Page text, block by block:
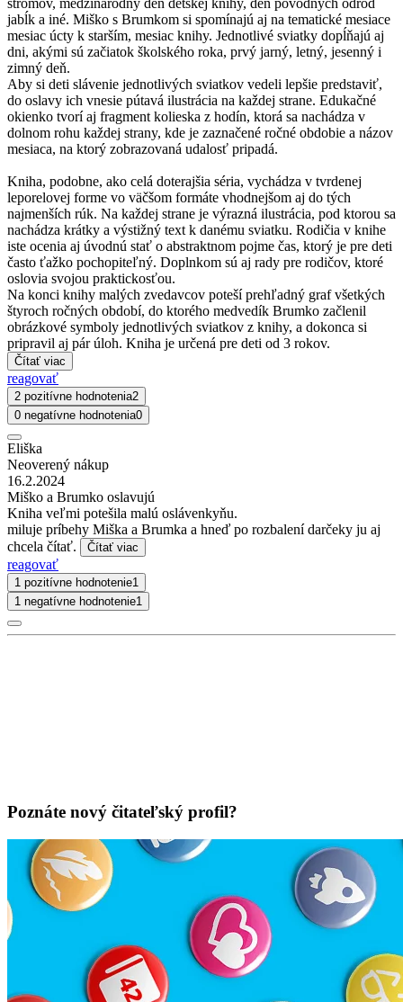
jabĺk a iné. Miško s Brumkom si spomínajú aj na tematické mesiace
mesiac úcty k starším, mesiac knihy. Jednotlivé sviatky dopĺňajú aj
dni, akými sú začiatok školského roka, prvý jarný, letný, jesenný i
zimný deň.
Aby si deti slávenie jednotlivých sviatkov vedeli lepšie predstaviť,
do oslavy ich vnesie pútavá ilustrácia na každej strane. Edukačné
okienko tvorí aj fragment kolieska z hodín, ktorá sa nachádza v
dolnom rohu každej strany, kde je zaznačené ročné obdobie a názov
mesiaca, na ktorý zobrazovaná udalosť pripadá.
Kniha, podobne, ako celá doterajšia séria, vychádza v tvrdenej
leporelovej forme vo väčšom formáte vhodnejšom aj do tých
najmenších rúk. Na každej strane je výrazná ilustrácia, pod ktorou sa
nachádza krátky a výstižný text k danému sviatku. Rodičia v knihe
iste ocenia aj úvodnú stať o abstraktnom pojme čas, ktorý je pre deti
často ťažko pochopiteľný. Doplnkom sú aj rady pre rodičov, ktoré
oslovia svojou praktickosťou.
Na konci knihy malých zvedavcov poteší prehľadný graf všetkých
štyroch ročných období, do ktorého medvedík Brumko začlenil
obrázkové symboly jednotlivých sviatkov z knihy, a dokonca si
pripravil aj pár úloh. Kniha je určená pre deti od 3 rokov.
Čítať viac
reagovať
2 pozitívne hodnotenia2
0 negatívne hodnotenia0
Eliška
Neoverený nákup
16.2.2024
Miško a Brumko oslavujú
Kniha veľmi potešila malú oslávenkyňu.
miluje príbehy Miška a Brumka a hneď po rozbalení darčeky ju aj
chcela čítať.
Čítať viac
reagovať
1 pozitívne hodnotenie1
1 negatívne hodnotenie1
Poznáte nový čitateľský profil?